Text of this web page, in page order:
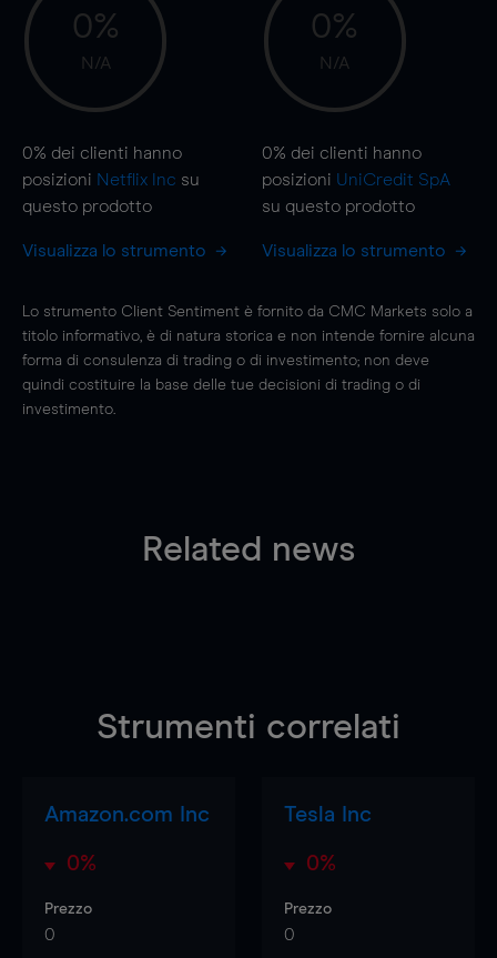
0%
N/A
0% dei clienti hanno
posizioni Netflix Inc su
questo prodotto
Visualizza lo strumento
0%
N/A
0% dei clienti hanno
posizioni UniCredit SpA
su questo prodotto
Visualizza lo strumento
Lo strumento Client Sentiment è fornito da CMC Markets solo a
titolo informativo, è di natura storica e non intende fornire alcuna
forma di consulenza di trading o di investimento; non deve
quindi costituire la base delle tue decisioni di trading o di
investimento.
Related news
Strumenti correlati
Amazon.com Inc
0%
Prezzo
0
Tesla Inc
0%
Prezzo
0